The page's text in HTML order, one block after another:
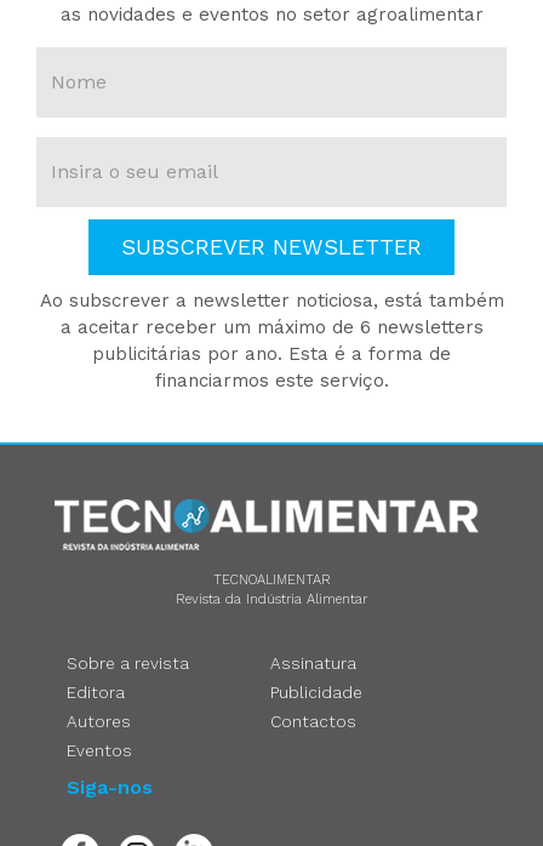
as novidades e eventos no setor agroalimentar
SUBSCREVER NEWSLETTER
Ao subscrever a newsletter noticiosa, está também
a aceitar receber um máximo de 6 newsletters
publicitárias por ano. Esta é a forma de
financiarmos este serviço.
TECNOALIMENTAR
Revista da Indústria Alimentar
Sobre a revista
Editora
Autores
Eventos
Assinatura
Publicidade
Contactos
Siga-nos